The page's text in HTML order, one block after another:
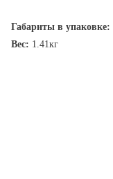
Габариты в упаковке:
Вес: 1.41кг